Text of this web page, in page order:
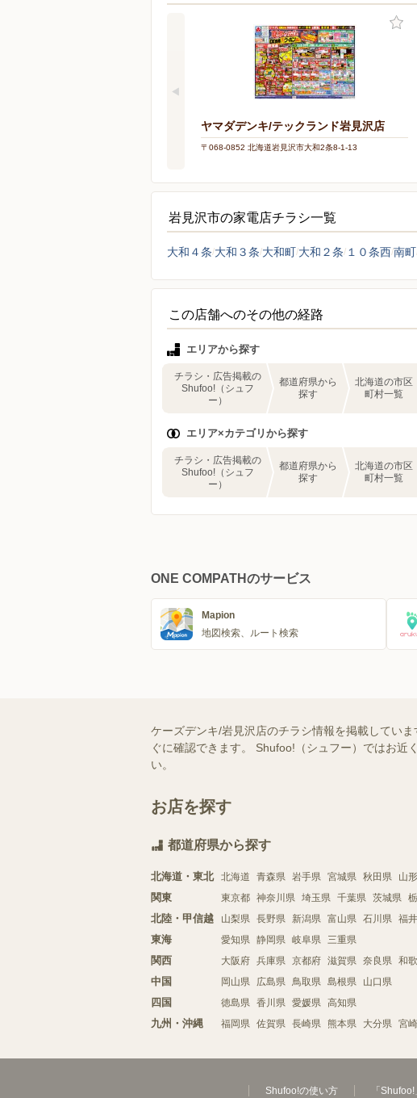
ヤマダデンキ/テックランド岩見沢店
〒068-0852 北海道岩見沢市大和2条8-1-13
岩見沢市の家電店チラシ一覧
大和４条 大和３条 大和町 大和２条 １０条西南町
この店舗へのその他の経路
エリアから探す
チラシ・広告掲載の
Shufoo!（シュフ
ー）
都道府県から
探す
北海道の市区
町村一覧
エリア×カテゴリから探す
チラシ・広告掲載の
Shufoo!（シュフ
ー）
都道府県から
探す
北海道の市区
町村一覧
ONE COMPATHのサービス
Mapion
地図検索、ルート検索
ケーズデンキ/岩見沢店のチラシ情報を掲載してい
ぐに確認できます。 Shufoo!（シュフー）ではお近
い。
お店を探す
都道府県から探す
北海道・東北 北海道 青森県 岩手県 宮城県 秋田県 山
関東 東京都 神奈川県 埼玉県 千葉県 茨城県
北陸・甲信越 山梨県 長野県 新潟県 富山県 石川県 福
東海 愛知県 静岡県 岐阜県 三重県
関西 大阪府 兵庫県 京都府 滋賀県 奈良県 和
中国 岡山県 広島県 鳥取県 島根県 山口県
四国 徳島県 香川県 愛媛県 高知県
九州・沖縄 福岡県 佐賀県 長崎県 熊本県 大分県 宮
Shufoo!の使い方 「